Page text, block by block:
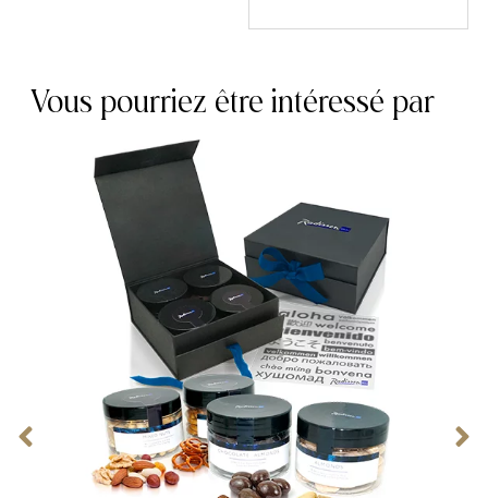
Vous pourriez être intéressé par